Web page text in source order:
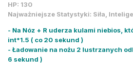
HP: 130
Najważniejsze Statystyki: Siła,
- Na Nóz + R uderza kulami niebios,
int*1.5 ( co 20 sekund )
- Ładowanie na nożu 2 lustrzanych
6 sekund )